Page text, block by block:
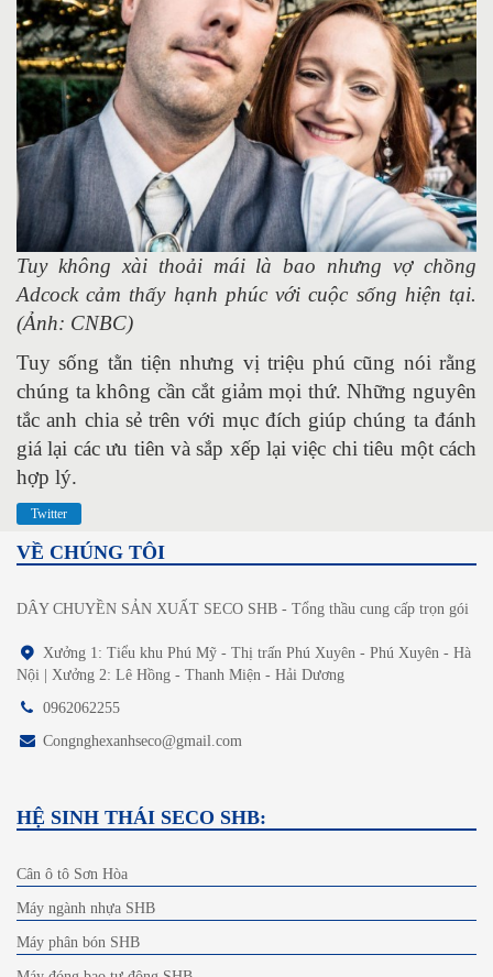
Tuy không xài thoải mái là bao nhưng vợ chồng
Adcock cảm thấy hạnh phúc với cuộc sống hiện tại.
(Ảnh: CNBC)
Tuy sống tằn tiện nhưng vị triệu phú cũng nói rằng
chúng ta không cần cắt giảm mọi thứ. Những nguyên
tắc anh chia sẻ trên với mục đích giúp chúng ta đánh
giá lại các ưu tiên và sắp xếp lại việc chi tiêu một cách
hợp lý.
Twitter
VỀ CHÚNG TÔI
DÂY CHUYỀN SẢN XUẤT SECO SHB - Tổng thầu cung cấp trọn gói
Xưởng 1: Tiểu khu Phú Mỹ - Thị trấn Phú Xuyên - Phú Xuyên - Hà
Nội | Xưởng 2: Lê Hồng - Thanh Miện - Hải Dương
0962062255
Congnghexanhseco@gmail.com
HỆ SINH THÁI SECO SHB:
Cân ô tô Sơn Hòa
Máy ngành nhựa SHB
Máy phân bón SHB